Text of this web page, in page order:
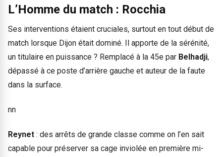
L’Homme du match : Rocchia
Ses interventions étaient cruciales, surtout en tout début de
match lorsque Dijon était dominé. Il apporte de la sérénité,
un titulaire en puissance ? Remplacé à la 45e par Belhadji,
dépassé à ce poste d’arrière gauche et auteur de la faute
dans la surface.
nn
Reynet : des arrêts de grande classe comme on l’en sait
capable pour préserver sa cage inviolée en première mi-